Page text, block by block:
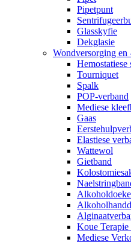
Pipetpunt
Glasskyfie
Dekglasie
Wondversorging en
Hemostatiese
Tourniquet
Spalk
POP-verband
Mediese
Gaas
Elastiese
Wattewol
Gietband
Alkoholdoeke
Koue
Mediese